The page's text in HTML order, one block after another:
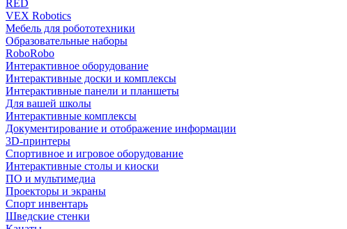
RED
VEX Robotics
Мебель для робототехники
Образовательные наборы
RoboRobo
Интерактивное оборудование
Интерактивные доски и комплексы
Интерактивные панели и планшеты
Для вашей школы
Интерактивные комплексы
Документирование и отображение информации
3D-принтеры
Спортивное и игровое оборудование
Интерактивные столы и киоски
ПО и мультимедиа
Проекторы и экраны
Спорт инвентарь
Шведские стенки